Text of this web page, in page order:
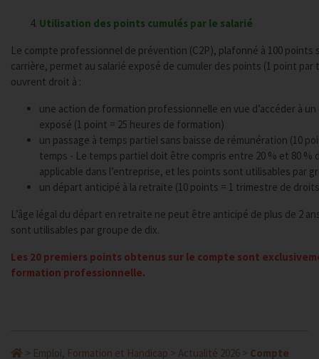
Utilisation des points cumulés par le salarié
Le compte professionnel de prévention (C2P), plafonné à 100 points
carrière, permet au salarié exposé de cumuler des points (1 point
ouvrent droit à :
une action de formation professionnelle en vue d’accéder à un
exposé (1 point = 25 heures de formation)
un passage à temps partiel sans baisse de rémunération (10
temps - Le temps partiel doit être compris entre 20 % et 80 %
applicable dans l’entreprise, et les points sont utilisables par
un départ anticipé à la retraite (10 points = 1 trimestre de
L’âge légal du départ en retraite ne peut être anticipé de plus de 2
sont utilisables par groupe de dix.
Les 20 premiers points obtenus sur le compte sont
formation professionnelle.
> Emploi, Formation et Handicap > Actualité 2026 > Compte